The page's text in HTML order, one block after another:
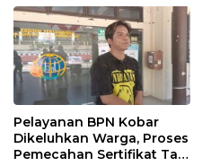
Pelayanan BPN Kobar
Dikeluhkan Warga, Proses
Pemecahan Sertifikat Tak